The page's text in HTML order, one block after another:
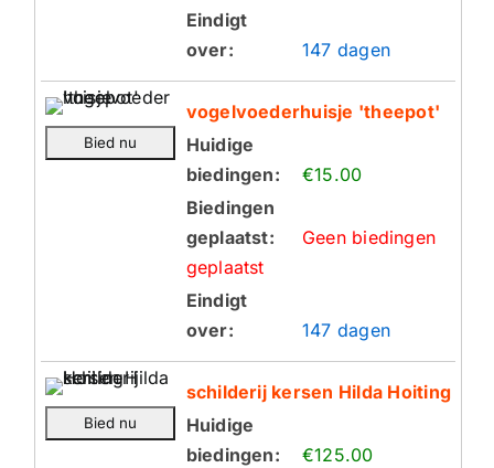
Eindigt
over:
147 dagen
vogelvoederhuisje 'theepot'
Huidige
biedingen:
€15.00
Biedingen
geplaatst:
Geen biedingen
geplaatst
Eindigt
over:
147 dagen
schilderij kersen Hilda Hoiting
Huidige
biedingen:
€125.00